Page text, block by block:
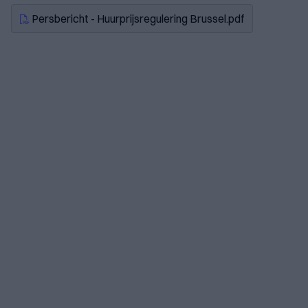
Persbericht - Huurprijsregulering Brussel.pdf